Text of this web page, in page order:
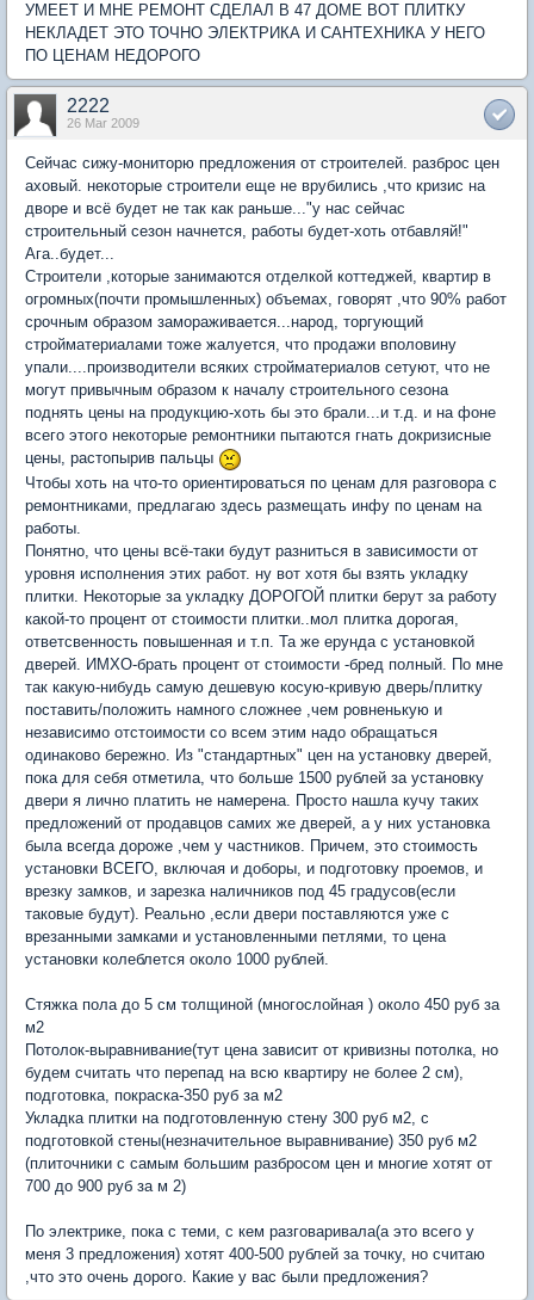
УМЕЕТ И МНЕ РЕМОНТ СДЕЛАЛ В 47 ДОМЕ ВОТ ПЛИТКУ
НЕКЛАДЕТ ЭТО ТОЧНО ЭЛЕКТРИКА И САНТЕХНИКА У НЕГО
ПО ЦЕНАМ НЕДОРОГО
2222
26 Mar 2009
Сейчас сижу-мониторю предложения от строителей. разброс цен
аховый. некоторые строители еще не врубились ,что кризис на
дворе и всё будет не так как раньше..."у нас сейчас
строительный сезон начнется, работы будет-хоть отбавляй!"
Ага..будет...
Строители ,которые занимаются отделкой коттеджей, квартир в
огромных(почти промышленных) объемах, говорят ,что 90% работ
срочным образом замораживается...народ, торгующий
стройматериалами тоже жалуется, что продажи вполовину
упали....производители всяких стройматериалов сетуют, что не
могут привычным образом к началу строительного сезона
поднять цены на продукцию-хоть бы это брали...и т.д. и на фоне
всего этого некоторые ремонтники пытаются гнать докризисные
цены, растопырив пальцы
Чтобы хоть на что-то ориентироваться по ценам для разговора с
ремонтниками, предлагаю здесь размещать инфу по ценам на
работы.
Понятно, что цены всё-таки будут разниться в зависимости от
уровня исполнения этих работ. ну вот хотя бы взять укладку
плитки. Некоторые за укладку ДОРОГОЙ плитки берут за работу
какой-то процент от стоимости плитки..мол плитка дорогая,
ответсвенность повышенная и т.п. Та же ерунда с установкой
дверей. ИМХО-брать процент от стоимости -бред полный. По мне
так какую-нибудь самую дешевую косую-кривую дверь/плитку
поставить/положить намного сложнее ,чем ровненькую и
независимо отстоимости со всем этим надо обращаться
одинаково бережно. Из "стандартных" цен на установку дверей,
пока для себя отметила, что больше 1500 рублей за установку
двери я лично платить не намерена. Просто нашла кучу таких
предложений от продавцов самих же дверей, а у них установка
была всегда дороже ,чем у частников. Причем, это стоимость
установки ВСЕГО, включая и доборы, и подготовку проемов, и
врезку замков, и зарезка наличников под 45 градусов(если
таковые будут). Реально ,если двери поставляются уже с
врезанными замками и установленными петлями, то цена
установки колеблется около 1000 рублей.
Стяжка пола до 5 см толщиной (многослойная ) около 450 руб за
м2
Потолок-выравнивание(тут цена зависит от кривизны потолка, но
будем считать что перепад на всю квартиру не более 2 см),
подготовка, покраска-350 руб за м2
Укладка плитки на подготовленную стену 300 руб м2, с
подготовкой стены(незначительное выравнивание) 350 руб м2
(плиточники с самым большим разбросом цен и многие хотят от
700 до 900 руб за м 2)
По электрике, пока с теми, с кем разговаривала(а это всего у
меня 3 предложения) хотят 400-500 рублей за точку, но считаю
,что это очень дорого. Какие у вас были предложения?